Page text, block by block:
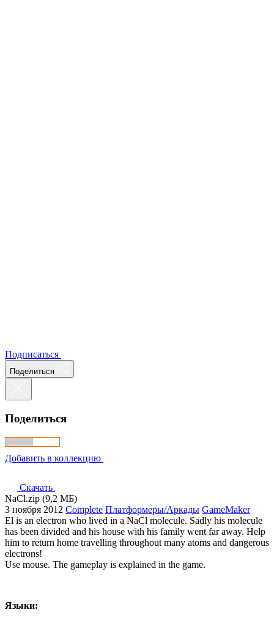
Подписаться
Поделиться
Поделиться
Добавить в коллекцию
Скачать
NaCl.zip (9,2 МБ)
3 ноября 2012 Complete Платформеры/Аркады GameMaker
El is an electron who lived in a NaCl molecule. Sadly his molecule
has been divided and his house with his family went far away. Help
him to return home travelling throughout many atoms and dangerous
electrons!
Use mouse. The gameplay is explained in the game.
Языки: